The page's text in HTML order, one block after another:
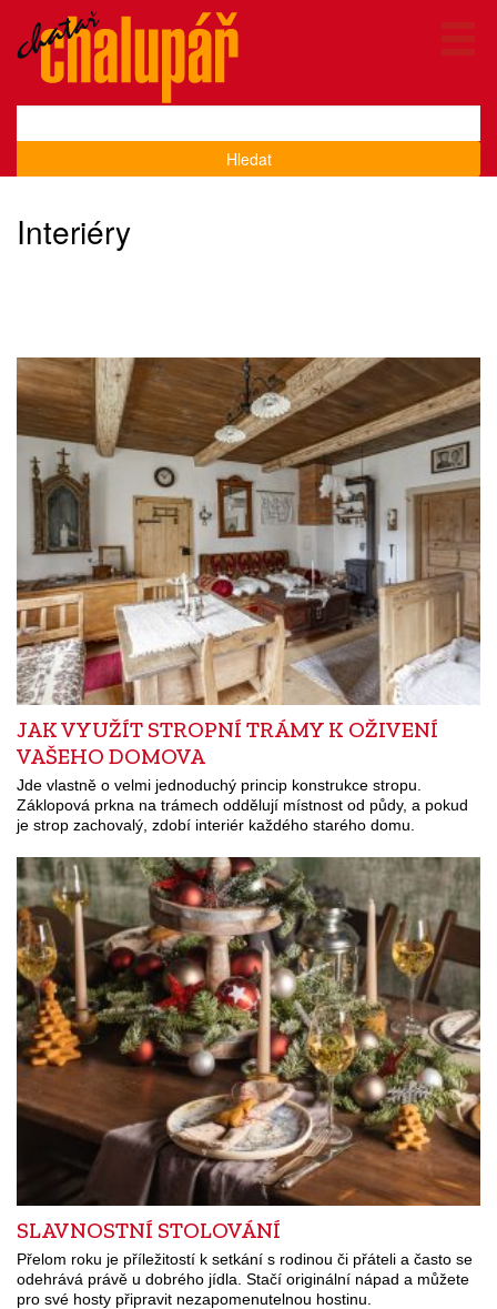
Hledat
Interiéry
JAK VYUŽÍT STROPNÍ TRÁMY K OŽIVENÍ
VAŠEHO DOMOVA
Jde vlastně o velmi jednoduchý princip konstrukce stropu.
Záklopová prkna na trámech oddělují místnost od půdy, a pokud
je strop zachovalý, zdobí interiér každého starého domu.
SLAVNOSTNÍ STOLOVÁNÍ
Přelom roku je příležitostí k setkání s rodinou či přáteli a často se
odehrává právě u dobrého jídla. Stačí originální nápad a můžete
pro své hosty připravit nezapomenutelnou hostinu.